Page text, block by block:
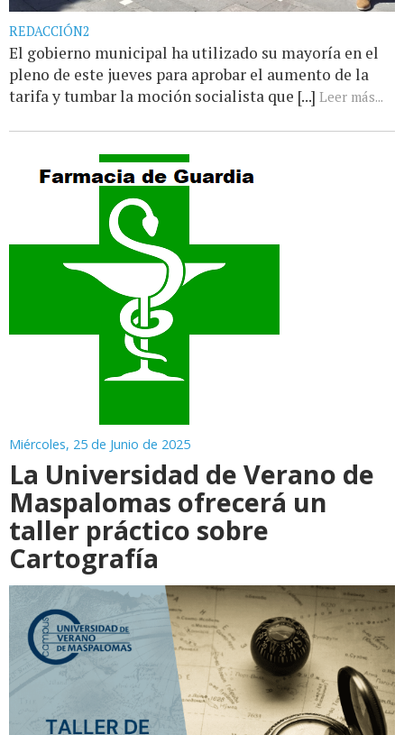
REDACCIÓN2
El gobierno municipal ha utilizado su mayoría en el
pleno de este jueves para aprobar el aumento de la
tarifa y tumbar la moción socialista que [...] Leer más...
Miércoles, 25 de Junio de 2025
La Universidad de Verano de
Maspalomas ofrecerá un
taller práctico sobre
Cartografía